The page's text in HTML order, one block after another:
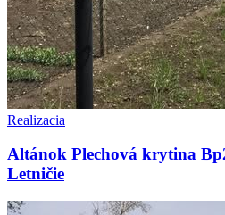
Realizacia
Altánok Plechová krytina
Letničie